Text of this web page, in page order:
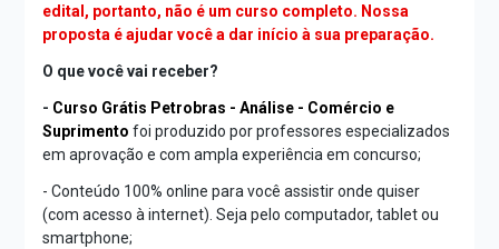
edital, portanto, não é um curso completo. Nossa
proposta é ajudar você a dar início à sua preparação.
O que você vai receber?
- Curso Grátis Petrobras - Análise - Comércio e
Suprimento foi produzido por professores especializados
em aprovação e com ampla experiência em concurso;
- Conteúdo 100% online para você assistir onde quiser
(com acesso à internet). Seja pelo computador, tablet ou
smartphone;